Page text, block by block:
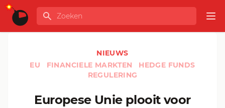
Ga naar de inhoud
GLOBALINFO
Zoeken
NIEUWS
EU
FINANCIELE MARKTEN
HEDGE FUNDS
REGULERING
Europese Unie plooit voor